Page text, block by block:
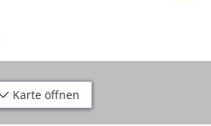
Karte öffnen